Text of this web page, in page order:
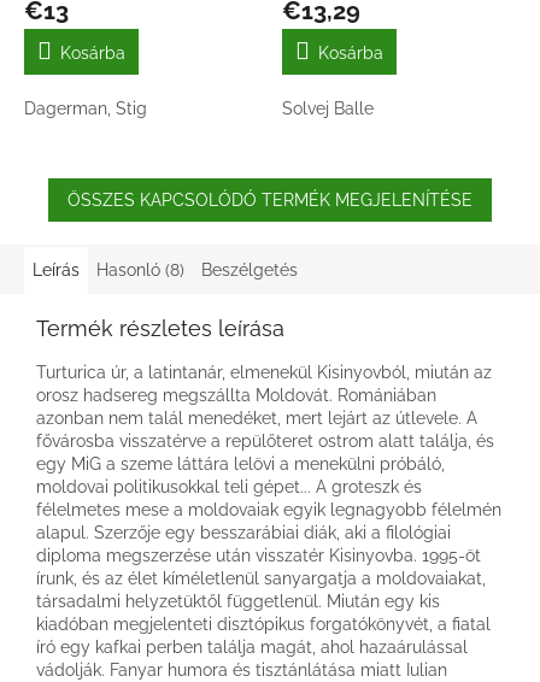
€13
Kosárba
Dagerman, Stig
€13,29
Kosárba
Solvej Balle
ÖSSZES KAPCSOLÓDÓ TERMÉK MEGJELENÍTÉSE
Leírás Hasonló (8) Beszélgetés
Termék részletes leírása
Turturica úr, a latintanár, elmenekül Kisinyovból, miután az
orosz hadsereg megszállta Moldovát. Romániában
azonban nem talál menedéket, mert lejárt az útlevele. A
fővárosba visszatérve a repülőteret ostrom alatt találja, és
egy MiG a szeme láttára lelövi a menekülni próbáló,
moldovai politikusokkal teli gépet... A groteszk és
félelmetes mese a moldovaiak egyik legnagyobb félelmén
alapul. Szerzője egy besszarábiai diák, aki a filológiai
diploma megszerzése után visszatér Kisinyovba. 1995-öt
írunk, és az élet kíméletlenül sanyargatja a moldovaiakat,
társadalmi helyzetüktől függetlenül. Miután egy kis
kiadóban megjelenteti disztópikus forgatókönyvét, a fiatal
író egy kafkai perben találja magát, ahol hazaárulással
vádolják. Fanyar humora és tisztánlátása miatt Iulian